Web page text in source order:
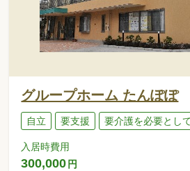
グループホーム たんぽぽ
自立 要支援 要介護を必要とし
入居時費用
300,000 円